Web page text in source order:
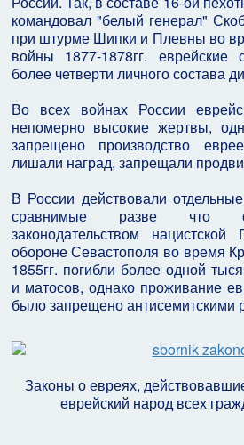
командовал "белый генерал"
при штурме Шипки и Плевны во
войны 1877-1878гг. еврейские
более четверти личного состава
Во всех войнах России
непомерно высокие жертвы,
запрещено производство
лишали наград, запрещали
В России действовали
сравнимые разве что с
законодательством
обороне Севастополя во время
1855гг. погибли более одной
и матосов, однако проживание
было запрещено антисемитскими
Законы о евреях,
еврейский народ всех